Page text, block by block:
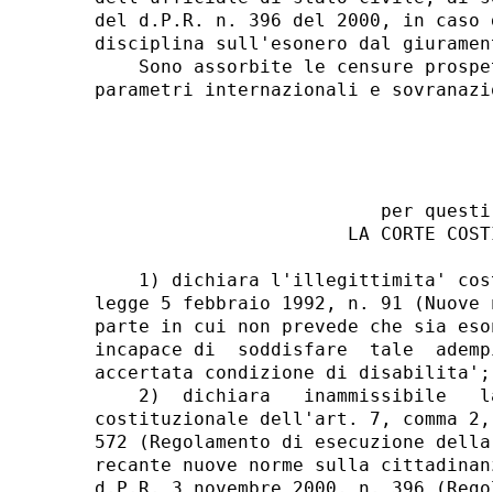
per
LA CORTE
1) dichiara l'illegittimita'
legge 5 febbraio 1992, n. 91
parte in cui non prevede che sia
incapace di  soddisfare  tale
accertata condizione di
2)  dichiara   inammissibile
costituzionale dell'art. 7, comma
572 (Regolamento di esecuzione
recante nuove norme sulla